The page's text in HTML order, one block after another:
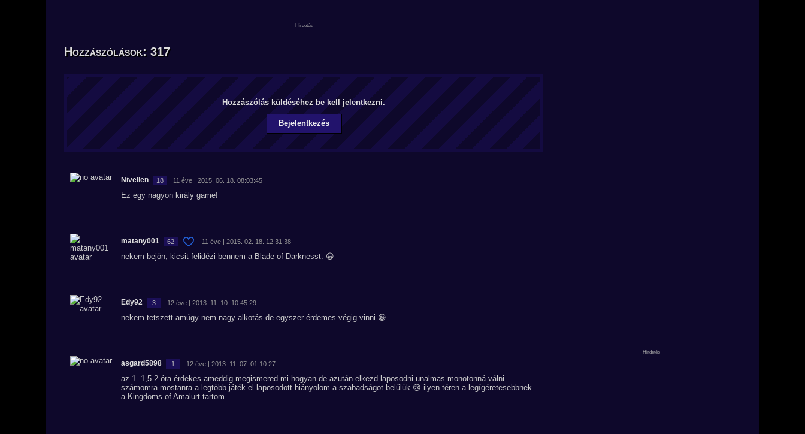
Hozzászólások: 317
Hozzászólás küldéséhez be kell jelentkezni.
Bejelentkezés
Nivellen 18 11 éve | 2015. 06. 18. 08:03:45
Ez egy nagyon király game!
matany001 62 11 éve | 2015. 02. 18. 12:31:38
nekem bejön, kicsit felidézi bennem a Blade of Darknesst. 😀
Edy92 3 12 éve | 2013. 11. 10. 10:45:29
nekem tetszett amúgy nem nagy alkotás de egyszer érdemes végig vinni 😀
asgard5898 1 12 éve | 2013. 11. 07. 01:10:27
az 1. 1,5-2 óra érdekes ameddig megismered mi hogyan de azután elkezd laposodni unalmas monotonná válni
számomra mostanra a legtöbb játék el laposodott hiányolom a szabadságot belűlük 😢 ilyen téren a legígéretesebbnek
a Kingdoms of Amalurt tartom